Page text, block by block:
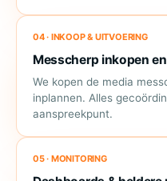
04 · INKOOP & UITVOERING
Messcherp inkopen
We kopen de media
inplannen. Alles
aanspreekpunt.
05 · MONITORING